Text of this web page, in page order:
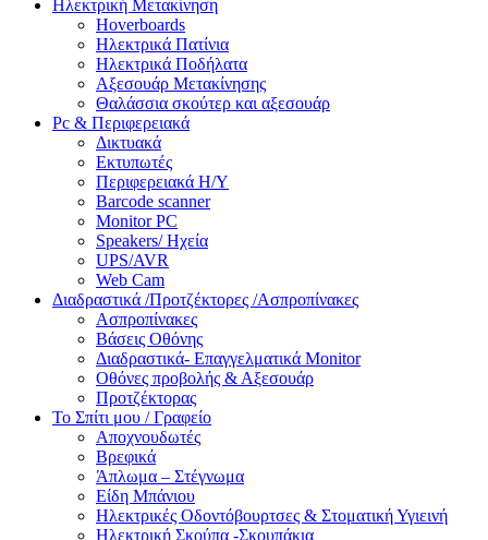
Ηλεκτρική Μετακίνηση
Hoverboards
Ηλεκτρικά Πατίνια
Ηλεκτρικά Ποδήλατα
Αξεσουάρ Μετακίνησης
Θαλάσσια σκούτερ και αξεσουάρ
Pc & Περιφερειακά
Δικτυακά
Εκτυπωτές
Περιφερειακά Η/Υ
Barcode scanner
Monitor PC
Speakers/ Ηχεία
UPS/AVR
Web Cam
Διαδραστικά /Προτζέκτορες /Ασπροπίνακες
Ασπροπίνακες
Βάσεις Οθόνης
Διαδραστικά- Επαγγελματικά Monitor
Οθόνες προβολής & Αξεσουάρ
Προτζέκτορας
Το Σπίτι μου / Γραφείο
Αποχνουδωτές
Βρεφικά
Άπλωμα – Στέγνωμα
Είδη Μπάνιου
Ηλεκτρικές Οδοντόβουρτσες & Στοματική Υγιεινή
Ηλεκτρική Σκούπα -Σκουπάκια